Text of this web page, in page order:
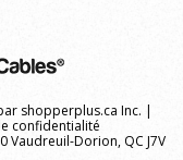
shopperplus.ca Inc. |
confidentialité
Vaudreuil-Dorion, QC J7V